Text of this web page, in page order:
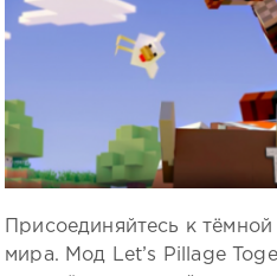
Присоединяйтесь к
мира. Мод Let’s Pillage